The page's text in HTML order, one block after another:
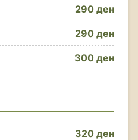
290 ден
290 ден
300 ден
320 ден